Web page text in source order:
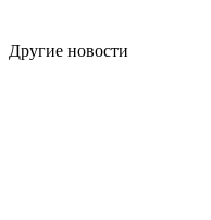
Другие новости